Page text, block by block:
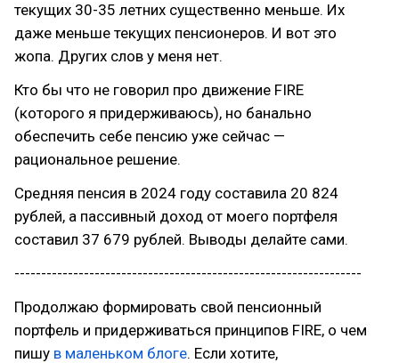
текущих 30-35 летних существенно меньше. Их
даже меньше текущих пенсионеров. И вот это
жопа. Других слов у меня нет.
Кто бы что не говорил про движение FIRE
(которого я придерживаюсь), но банально
обеспечить себе пенсию уже сейчас —
рациональное решение.
Средняя пенсия в 2024 году составила 20 824
рублей, а пассивный доход от моего портфеля
составил 37 679 рублей. Выводы делайте сами.
-----------------------------------------------------------------
Продолжаю формировать свой пенсионный
портфель и придерживаться принципов FIRE, о чем
пишу в маленьком блоге. Если хотите,